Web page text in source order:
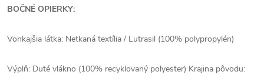
BOČNÉ OPIERKY:
Vonkajšia látka: Netkaná textília / Lutrasil (100% polypropylén)
Výplň: Duté vlákno (100% recyklovaný polyester) Krajina pôvodu: